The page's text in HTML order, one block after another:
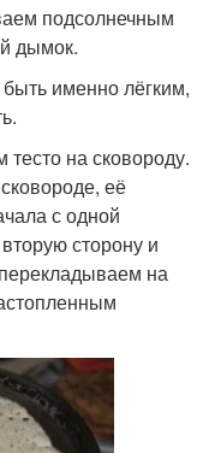
подсолнечным
дымок.
именно лёгким,
на сковороду.
её
с одной
сторону и
на